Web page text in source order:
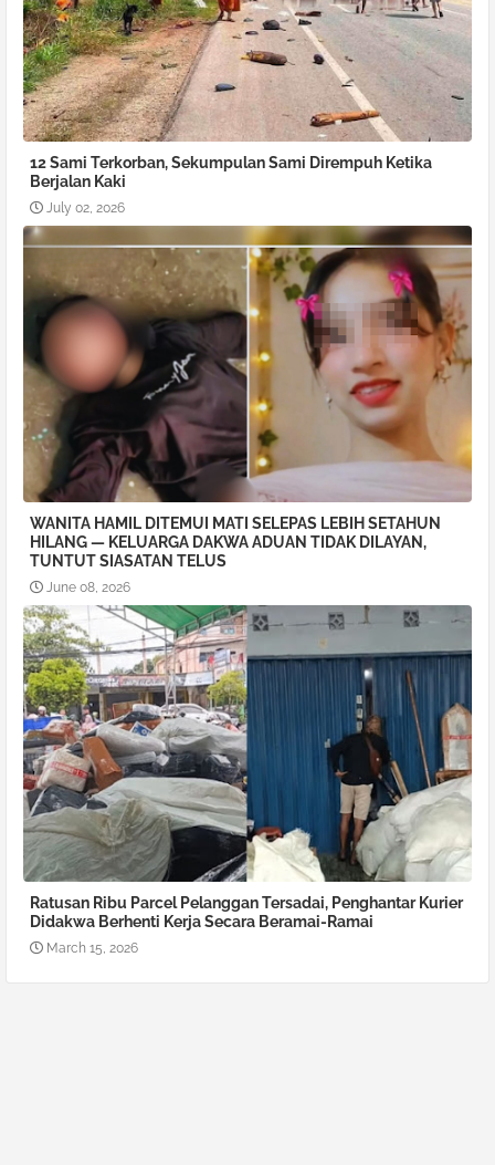
12 Sami Terkorban, Sekumpulan Sami Dirempuh Ketika
Berjalan Kaki
July 02, 2026
WANITA HAMIL DITEMUI MATI SELEPAS LEBIH SETAHUN
HILANG — KELUARGA DAKWA ADUAN TIDAK DILAYAN,
TUNTUT SIASATAN TELUS
June 08, 2026
Ratusan Ribu Parcel Pelanggan Tersadai, Penghantar Kurier
Didakwa Berhenti Kerja Secara Beramai-Ramai
March 15, 2026